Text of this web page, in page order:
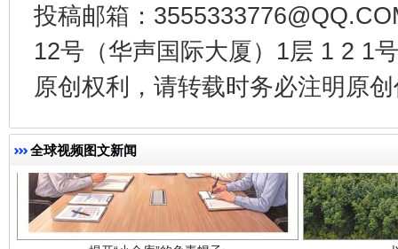
投稿邮箱：
12号（华声国际大厦）1层 1 2 1
原创权利，请转载时务必注明原
全球视频图文新闻
揭开“小金库”的免责幌子